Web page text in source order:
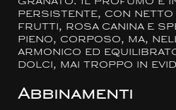
persistente, con
frutti, rosa canina e
pieno, corposo, ma,
armonico ed
dolci, mai troppo in
Abbinamenti